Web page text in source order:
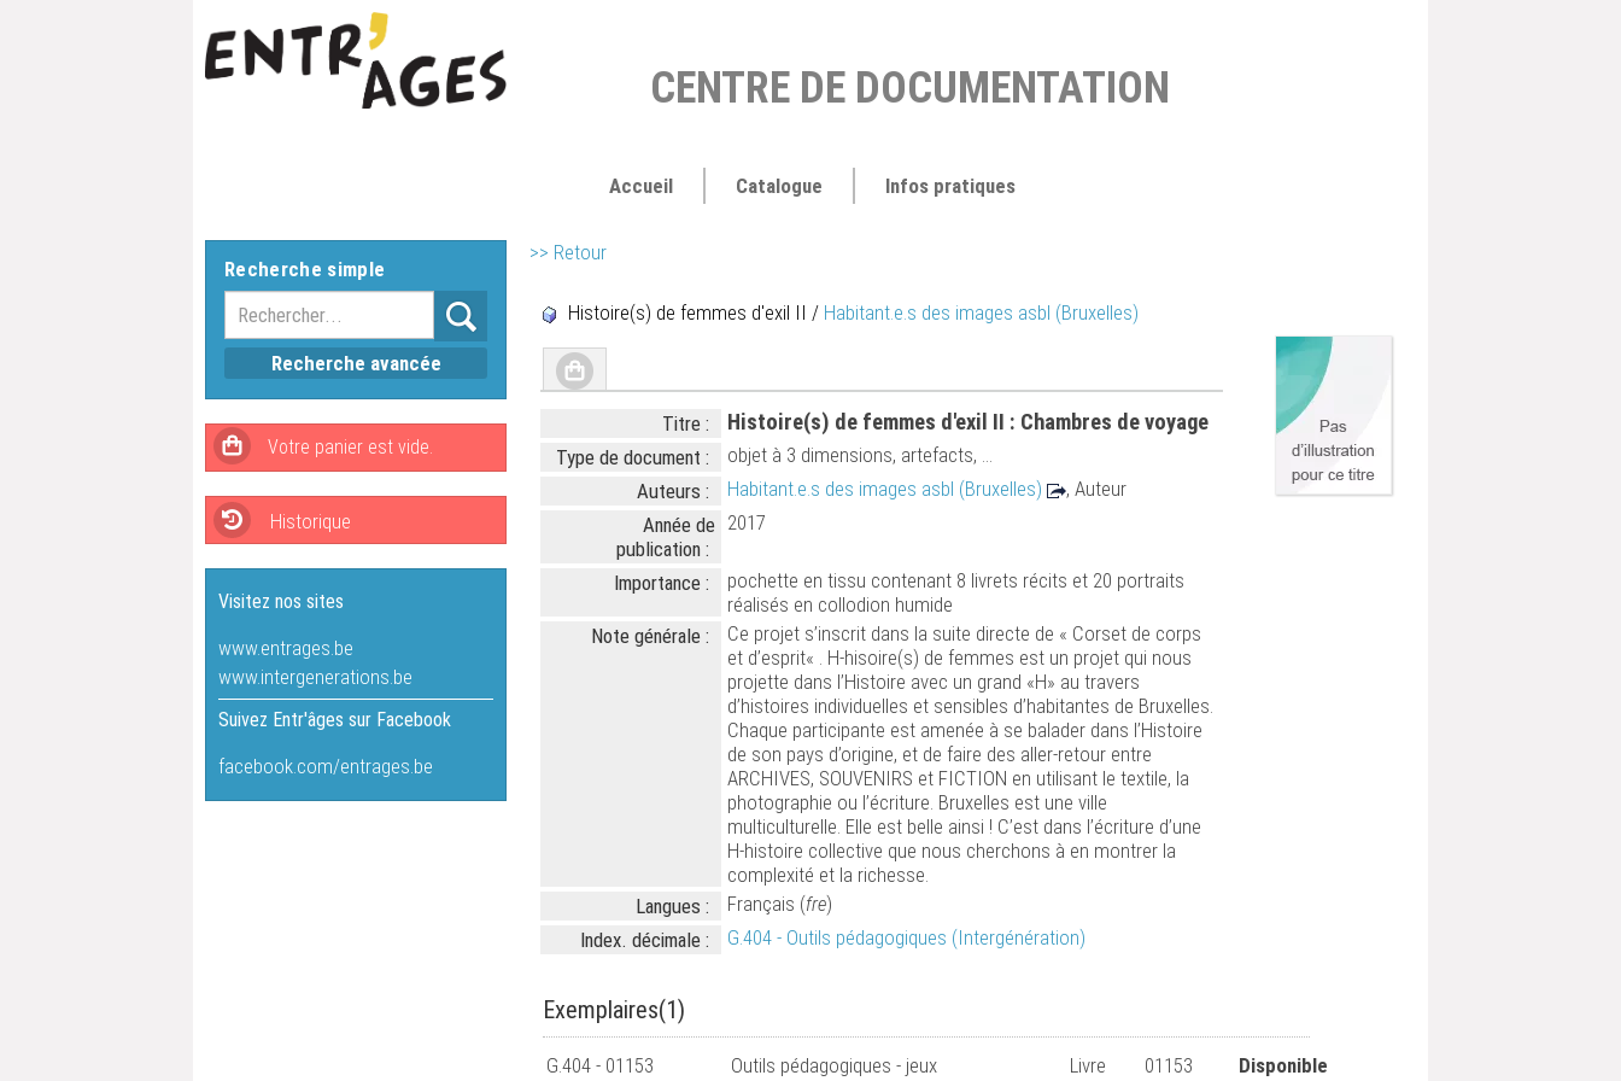
CENTRE DE DOCUMENTATION
Accueil Catalogue Infos pratiques
>> Retour
Histoire(s) de femmes d'exil II / Habitant.e.s des images asbl (Bruxelles)
Titre : Histoire(s) de femmes d'exil II : Chambres de voyage
Type de document :
objet à 3 dimensions, artefacts, ...
Auteurs :
Habitant.e.s des images asbl (Bruxelles)
, Auteur
Année de
publication :
2017
Importance :
pochette en tissu contenant 8 livrets récits et 20 portraits
réalisés en collodion humide
Note générale :
Ce projet s’inscrit dans la suite directe de « Corset de corps
et d’esprit« . H-hisoire(s) de femmes est un projet qui nous
projette dans l’Histoire avec un grand «H» au travers
d’histoires individuelles et sensibles d’habitantes de Bruxelles.
Chaque participante est amenée à se balader dans l’Histoire
de son pays d’origine, et de faire des aller-retour entre
ARCHIVES, SOUVENIRS et FICTION en utilisant le textile, la
photographie ou l’écriture. Bruxelles est une ville
multiculturelle. Elle est belle ainsi ! C’est dans l’écriture d’une
H-histoire collective que nous cherchons à en montrer la
complexité et la richesse.
Langues :
Français (fre)
Index. décimale :
G.404 - Outils pédagogiques (Intergénération)
Exemplaires(1)
G.404 - 01153 Outils pédagogiques - jeux Livre 01153 Disponible
Recherche simple
Recherche avancée
Historique
Visitez nos sites
www.entrages.be
www.intergenerations.be
Suivez Entr'âges sur Facebook
facebook.com/entrages.be